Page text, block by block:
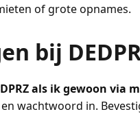
of grote opnames.
bij
als ik gewoon via
wachtwoord in.